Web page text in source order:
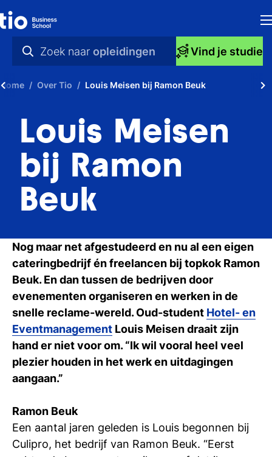
Zoek naar opleidingen
nieuws
opleidingen
Vind je studie
Home Over Tio Louis Meisen bij Ramon Beuk
Louis Meisen
bij Ramon
Beuk
Nog maar net afgestudeerd en nu al een eigen
cateringbedrijf én freelancen bij topkok Ramon
Beuk. En dan tussen de bedrijven door
evenementen organiseren en werken in de
snelle reclame-wereld. Oud-student Hotel- en
Eventmanagement Louis Meisen draait zijn
hand er niet voor om. “Ik wil vooral heel veel
plezier houden in het werk en uitdagingen
aangaan.”
Ramon Beuk
Een aantal jaren geleden is Louis begonnen bij
Culipro, het bedrijf van Ramon Beuk. “Eerst